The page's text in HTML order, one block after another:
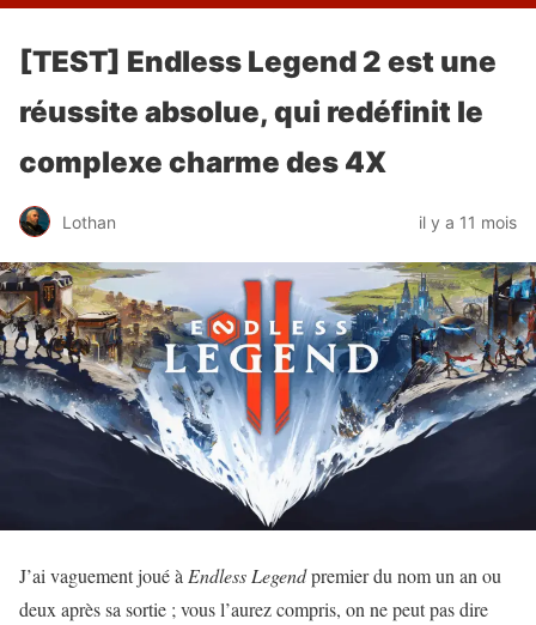
[TEST] Endless Legend 2 est une
réussite absolue, qui redéfinit le
complexe charme des 4X
Lothan il y a 11 mois
J’ai vaguement joué à Endless Legendpremier du nom un an ou
deux après sa sortie ; vous l’aurez compris, on ne peut pas dire